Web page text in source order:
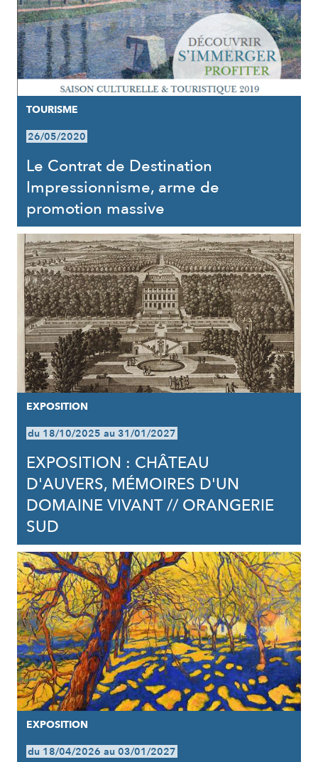
TOURISME
26/05/2020
Le Contrat de Destination
Impressionnisme, arme de
promotion massive
EXPOSITION
du 18/10/2025 au 31/01/2027
EXPOSITION : CHÂTEAU
D'AUVERS, MÉMOIRES D'UN
DOMAINE VIVANT // ORANGERIE
SUD
EXPOSITION
du 18/04/2026 au 03/01/2027